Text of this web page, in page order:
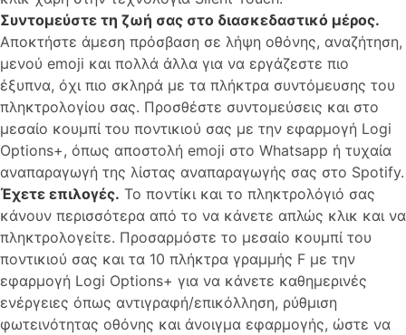
Συντομεύστε τη ζωή σας στο διασκεδαστικό μέρος.
Αποκτήστε άμεση πρόσβαση σε λήψη οθόνης, αναζήτηση,
μενού emoji και πολλά άλλα για να εργάζεστε πιο
έξυπνα, όχι πιο σκληρά με τα πλήκτρα συντόμευσης του
πληκτρολογίου σας. Προσθέστε συντομεύσεις και στο
μεσαίο κουμπί του ποντικιού σας με την εφαρμογή Logi
Options+, όπως αποστολή emoji στο Whatsapp ή τυχαία
αναπαραγωγή της λίστας αναπαραγωγής σας στο Spotify.
Έχετε επιλογές. Το ποντίκι και το πληκτρολόγιό σας
κάνουν περισσότερα από το να κάνετε απλώς κλικ και να
πληκτρολογείτε. Προσαρμόστε το μεσαίο κουμπί του
ποντικιού σας και τα 10 πλήκτρα γραμμής F με την
εφαρμογή Logi Options+ για να κάνετε καθημερινές
ενέργειες όπως αντιγραφή/επικόλληση, ρύθμιση
φωτεινότητας οθόνης και άνοιγμα εφαρμογής, ώστε να